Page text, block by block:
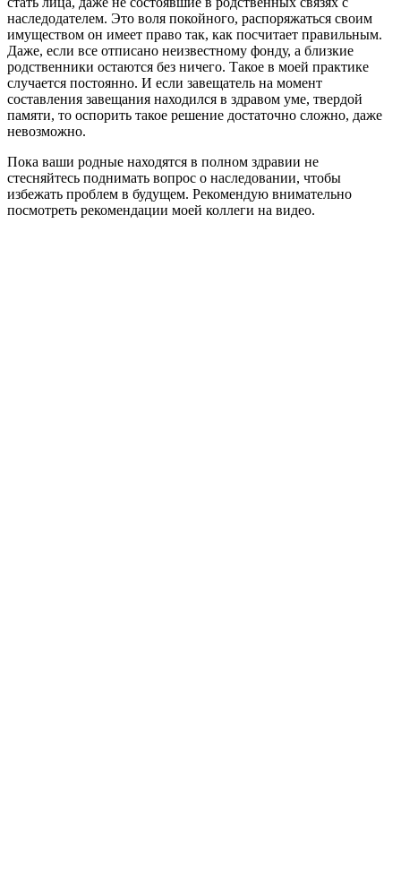
наследодателем. Это воля покойного, распоряжаться своим
имуществом он имеет право так, как посчитает правильным.
Даже, если все отписано неизвестному фонду, а близкие
родственники остаются без ничего. Такое в моей практике
случается постоянно. И если завещатель на момент
составления завещания находился в здравом уме, твердой
памяти, то оспорить такое решение достаточно сложно, даже
невозможно.
Пока ваши родные находятся в полном здравии не
стесняйтесь поднимать вопрос о наследовании, чтобы
избежать проблем в будущем. Рекомендую внимательно
посмотреть рекомендации моей коллеги на видео.